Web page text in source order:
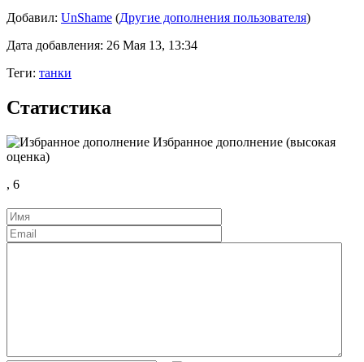
Добавил: UnShame (Другие дополнения пользователя)
Дата добавления: 26 Мая 13, 13:34
Теги: танки
Статистика
Избранное дополнение (высокая
оценка)
, 6